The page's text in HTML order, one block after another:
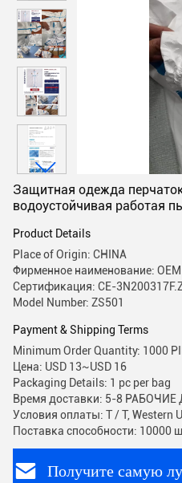
Защитная одежда
водоустойчивая работая
Product Details
Place of Origin: CHINA
Фирменное наименование: OEM
Сертификация: CE-
Model Number: ZS501
Payment & Shipping Terms
Minimum Order Quantity: 1000
Цена: USD 13~USD 16
Packaging Details: 1 pc per bag
Время доставки: 5-8 РАБОЧИЕ
Условия оплаты: T / T, Western
Поставка способности: 10000
Получите самую